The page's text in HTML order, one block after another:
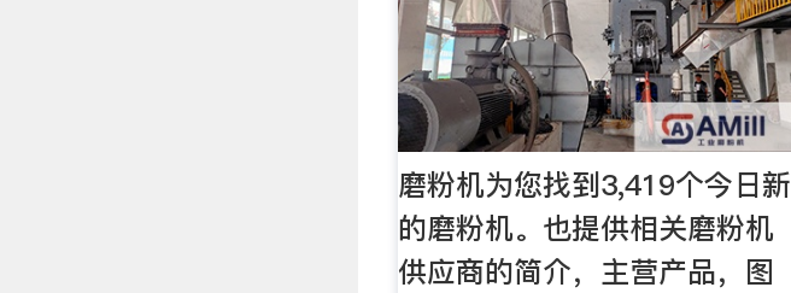
磨粉机为您找到3,419个今日新
的磨粉机。也提供相关磨粉机
供应商的简介，主营产品，图